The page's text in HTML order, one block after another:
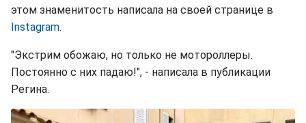
этом знаменитость написала на своей странице в
Instagram.
"Экстрим обожаю, но только не мотороллеры.
Постоянно с них падаю!", - написала в публикации
Регина.